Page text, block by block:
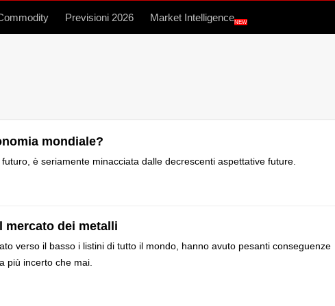
Previsioni 2026 Market IntelligenceNEW
mondiale?
è seriamente minacciata dalle decrescenti aspettative future.
mercato dei metalli
verso il basso i listini di tutto il mondo, hanno avuto pesanti conseguenze
più incerto che mai.